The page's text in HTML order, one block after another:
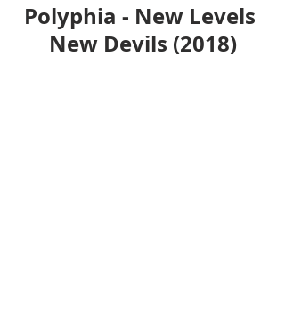
Polyphia - New Levels
New Devils (2018)